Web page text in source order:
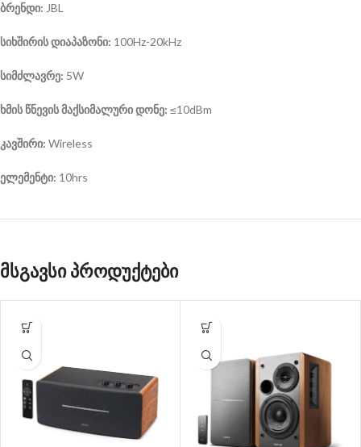
ბრენდი: JBL
სიხშირისდიაპაზონი: 100Hz-20kHz
სიმძლავრე: 5W
ხმის წნევისმაქსიმალურიდონე: ≤10dBm
კავშირი: Wireless
ელემენტი: 10hrs
მსგავსი პროდუქტები